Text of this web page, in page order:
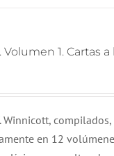
Volumen 1. Cartas
en 12